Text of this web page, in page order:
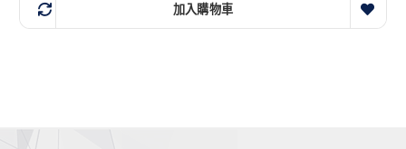
加入購物車